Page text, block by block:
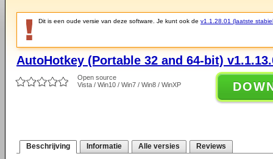
Dit is een oude versie van deze software. Je kunt ook de v1.1.28.01 (laatste
AutoHotkey (Portable 32 and 64-bit)
Open source
Vista / Win10 / Win7 / Win8 / WinXP
Beschrijving Informatie Alle versies Reviews